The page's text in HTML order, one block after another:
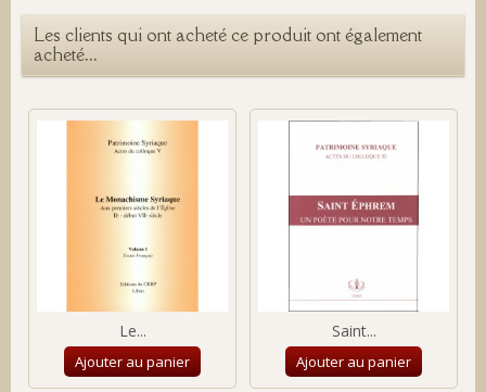
Les clients qui ont acheté ce produit ont également
acheté...
Le...
Ajouter au panier
Saint...
Ajouter au panier